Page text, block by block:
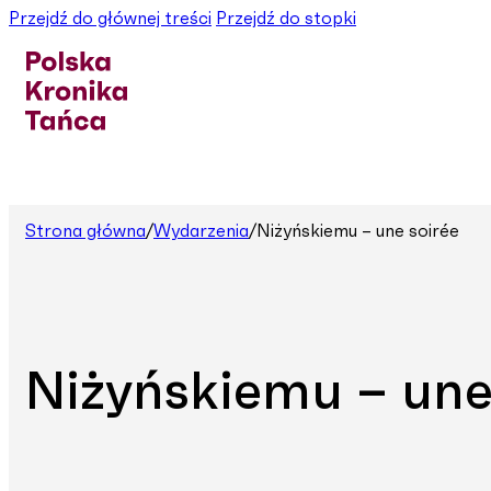
Przejdź do głównej treści Przejdź do stopki
Strona główna/Wydarzenia/Niżyńskiemu – une soirée
Niżyńskiemu –